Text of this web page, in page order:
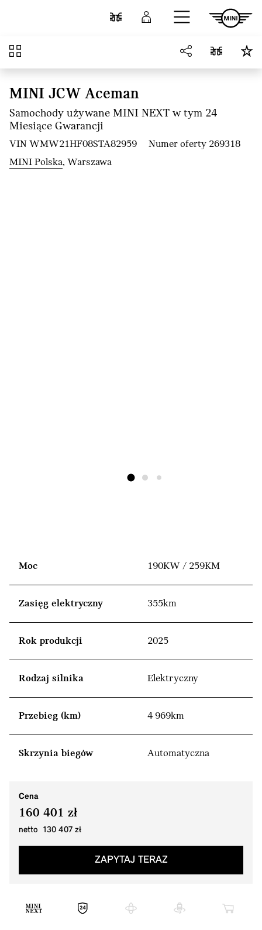
Przejdź do głównej treści
Porównaj Zaloguj się
Przegląd
MINI JCW Aceman
Samochody używane MINI NEXT w tym 24
Miesiące Gwarancji
VIN WMW21HF08STA82959
Numer oferty 269318
MINI Polska, Warszawa
Moc 190KW / 259KM
Zasięg elektryczny 355km
Rok produkcji 2025
Rodzaj silnika Elektryczny
Przebieg (km) 4 969km
Skrzynia biegów Automatyczna
Cena
160 401 zł
netto 130 407 zł
ZAPYTAJ TERAZ